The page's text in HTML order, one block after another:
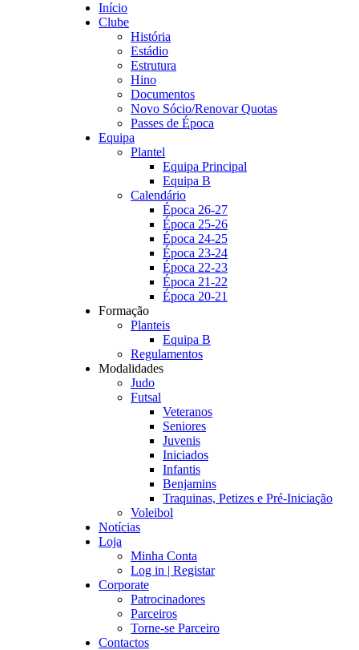
Início
Clube
História
Estádio
Estrutura
Hino
Documentos
Novo Sócio/Renovar Quotas
Passes de Época
Equipa
Plantel
Equipa Principal
Equipa B
Calendário
Época 26-27
Época 25-26
Época 24-25
Época 23-24
Época 22-23
Época 21-22
Época 20-21
Formação
Planteis
Equipa B
Regulamentos
Modalidades
Judo
Futsal
Veteranos
Seniores
Juvenis
Iniciados
Infantis
Benjamins
Traquinas, Petizes e Pré-Iniciação
Voleibol
Notícias
Loja
Minha Conta
Log in | Registar
Corporate
Patrocinadores
Parceiros
Torne-se Parceiro
Contactos